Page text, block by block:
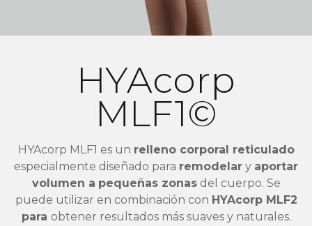
HYAcorp
MLF1©
HYAcorp MLF1 es un relleno corporal reticulado
especialmente diseñado para remodelar y aportar
volumen a pequeñas zonasdel cuerpo. Se
puede utilizar en combinación con HYAcorp MLF2
para obtener resultados más suaves y naturales.